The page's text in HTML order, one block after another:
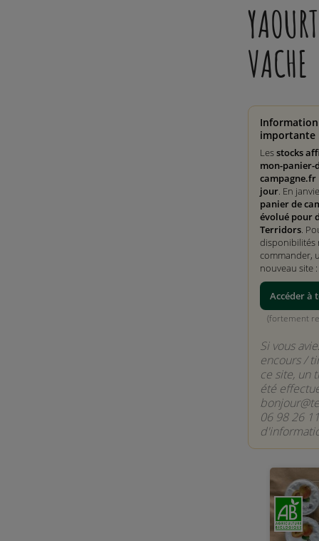
VACHE
Information
importante
Lesstocks
mon-panier-
campagne.fr
jour. En
panier de
évolué pour
Terridors.
disponibilités
commander,
nouveau site :
Accéder à
(fortement
Si vous
encours /
ce site, un
été
06 98 26